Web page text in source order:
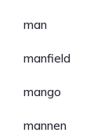
man
manfield
mango
mannen